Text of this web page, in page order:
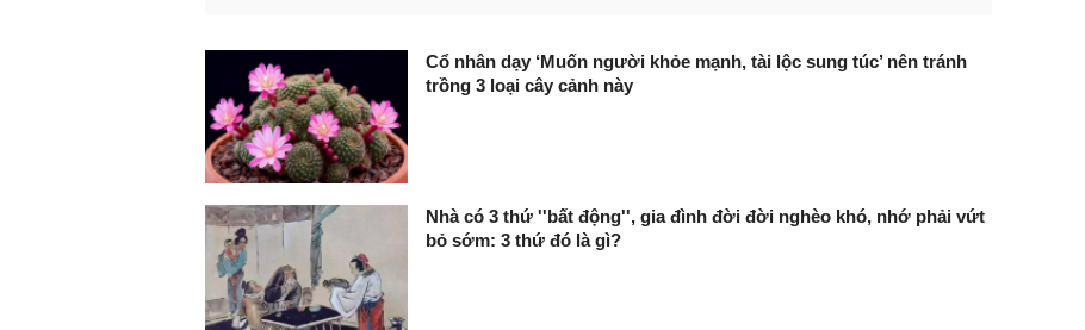
Cổ nhân dạy ‘Muốn người khỏe mạnh, tài lộc sung túc’ nên tránh
trồng 3 loại cây cảnh này
Nhà có 3 thứ ''bất động'', gia đình đời đời nghèo khó, nhớ phải vứt
bỏ sớm: 3 thứ đó là gì?